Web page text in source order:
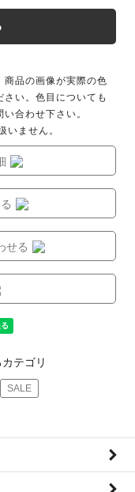
商品の画像が実際の色
い。色目についても
合わせ下さい。
いません。
せる
テゴリ
SALE